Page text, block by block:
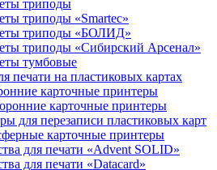
триподы
триподы «Smartec»
триподы «БОЛИД»
триподы «Сибирский Арсенал»
тумбовые
печати на пластиковых картах
карточные принтеры
карточные принтеры
для перезаписи пластиковых карт
карточные принтеры
для печати «Advent SOLID»
для печати «Datacard»